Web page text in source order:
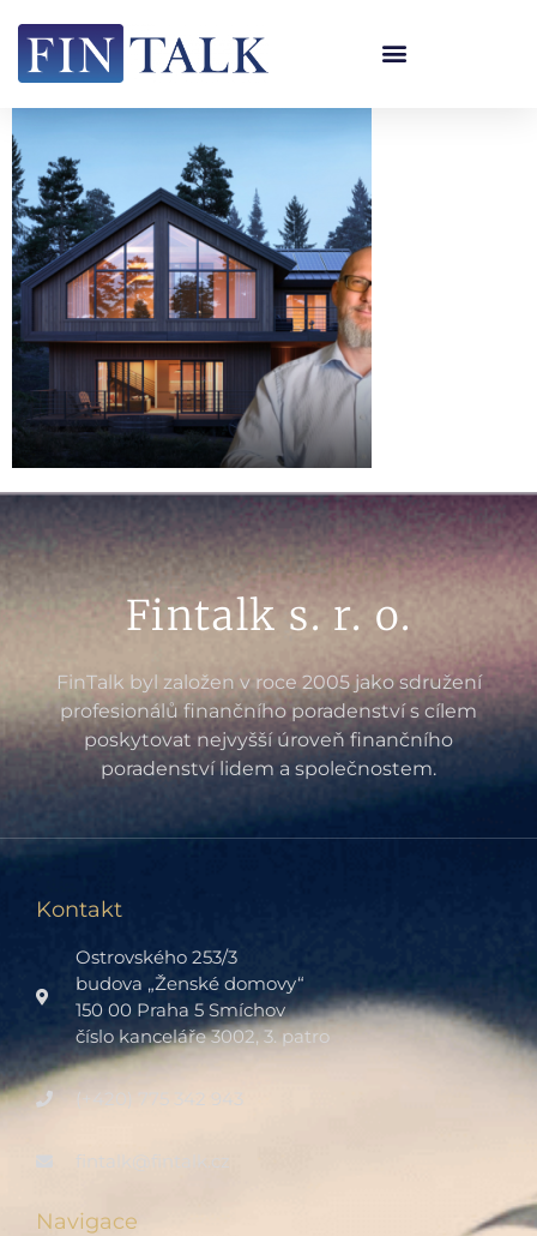
Fintalk s. r. o.
FinTalk byl založen v roce 2005 jako sdružení
profesionálů finančního poradenství s cílem
poskytovat nejvyšší úroveň finančního
poradenství lidem a společnostem.
Kontakt
Ostrovského 253/3
budova „Ženské domovy“
150 00 Praha 5 Smíchov
číslo kanceláře 3002, 3. patro
(+420) 775 342 943
fintalk@fintalk.cz
Navigace